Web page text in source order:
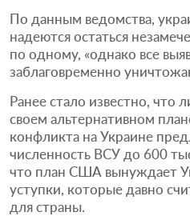
По данным ведомства,
надеются остаться
по одному, «однако все
заблаговременно
Ранее стало известно, что
своем альтернативном
конфликта на Украине
численность ВСУ до 600
что план США вынуждает
уступки, которые давно
для страны.